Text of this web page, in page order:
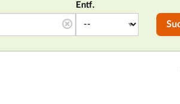
Entf.